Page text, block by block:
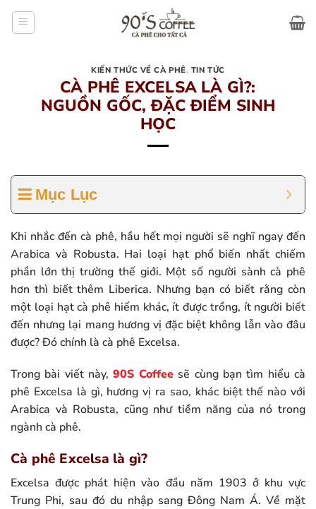
KIẾN THỨC VỀ CÀ PHÊ, TIN TỨC
CÀ PHÊ EXCELSA LÀ GÌ?:
NGUỒN GỐC, ĐẶC ĐIỂM SINH
HỌC
Mục Lục
Khi nhắc đến cà phê, hầu hết mọi người sẽ nghĩ ngay đến
Arabica và Robusta. Hai loại hạt phổ biến nhất chiếm
phần lớn thị trường thế giới. Một số người sành cà phê
hơn thì biết thêm Liberica. Nhưng bạn có biết rằng còn
một loại hạt cà phê hiếm khác, ít được trồng, ít người biết
đến nhưng lại mang hương vị đặc biệt không lẫn vào đâu
được? Đó chính là cà phê Excelsa.
Trong bài viết này,90S Coffeesẽ cùng bạn tìm hiểu cà
phê Excelsa là gì, hương vị ra sao, khác biệt thế nào với
Arabica và Robusta, cũng như tiềm năng của nó trong
ngành cà phê.
Cà phê Excelsa là gì?
Excelsa được phát hiện vào đầu năm 1903 ở khu vực
Trung Phi, sau đó du nhập sang Đông Nam Á. Về mặt